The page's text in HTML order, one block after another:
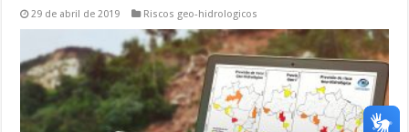
29 de abril de 2019 Riscos geo-hidrologicos